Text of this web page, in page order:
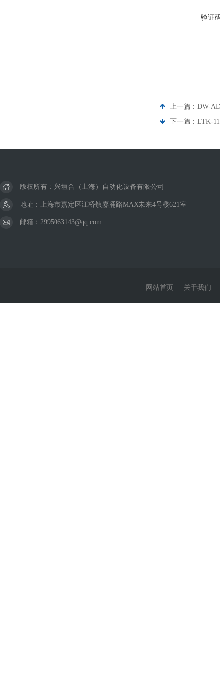
验证
上一篇： DW-
下一篇： LTK-
版权所有：兴垣合（上海）自动化设备有限公司
地址：上海市嘉定区江桥镇嘉涌路MAX未来4号楼621室
邮箱：2995063143@qq.com
网站首页 关于我们